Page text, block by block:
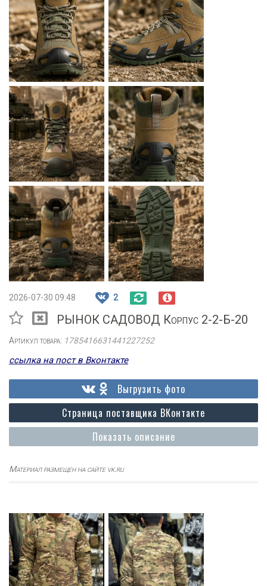
2026-07-30 09:48 2
РЫНОК САДОВОД Корпус 2-2-Б-20
Артикул товара: 1785416631441227252
ссылка на пост в Вконтакте
Показать описание
Страница поставщика ВКонтакте
Выгрузить фото
Материал размещен на сайте vk.ru